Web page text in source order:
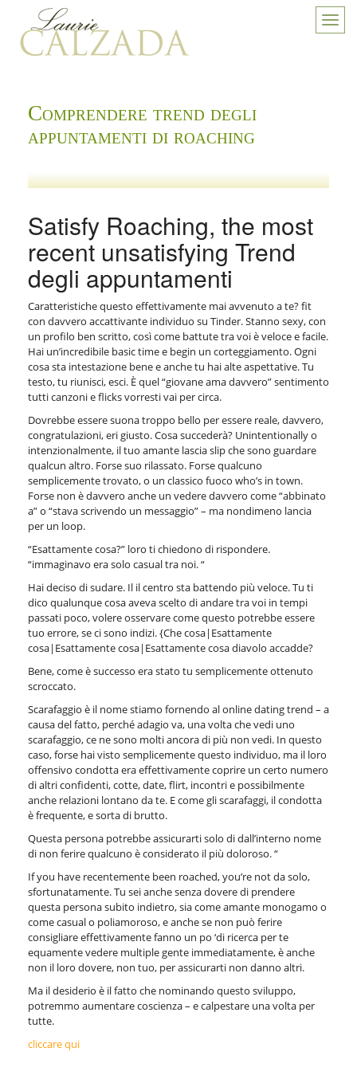
Comprendere trend degli
appuntamenti di roaching
Satisfy Roaching, the most
recent unsatisfying Trend
degli appuntamenti
Caratteristiche questo effettivamente mai avvenuto a te? fit
con davvero accattivante individuo su Tinder. Stanno sexy, con
un profilo ben scritto, così come battute tra voi è veloce e facile.
Hai un’incredibile basic time e begin un corteggiamento. Ogni
cosa sta intestazione bene e anche tu hai alte aspettative. Tu
testo, tu riunisci, esci. È quel “giovane ama davvero” sentimento
tutti canzoni e flicks vorresti vai per circa.
Dovrebbe essere suona troppo bello per essere reale, davvero,
congratulazioni, eri giusto. Cosa succederà? Unintentionally o
intenzionalmente, il tuo amante lascia slip che sono guardare
qualcun altro. Forse suo rilassato. Forse qualcuno
semplicemente trovato, o un classico fuoco who’s in town.
Forse non è davvero anche un vedere davvero come “abbinato
a” o “stava scrivendo un messaggio” – ma nondimeno lancia
per un loop.
“Esattamente cosa?” loro ti chiedono di rispondere.
“immaginavo era solo casual tra noi. “
Hai deciso di sudare. Il il centro sta battendo più veloce. Tu ti
dico qualunque cosa aveva scelto di andare tra voi in tempi
passati poco, volere osservare come questo potrebbe essere
tuo errore, se ci sono indizi. {Che cosa|Esattamente
cosa|Esattamente cosa|Esattamente cosa diavolo accadde?
Bene, come è successo era stato tu semplicemente ottenuto
scroccato.
Scarafaggio è il nome stiamo fornendo al online dating trend – a
causa del fatto, perché adagio va, una volta che vedi uno
scarafaggio, ce ne sono molti ancora di più non vedi. In questo
caso, forse hai visto semplicemente questo individuo, ma il loro
offensivo condotta era effettivamente coprire un certo numero
di altri confidenti, cotte, date, flirt, incontri e possibilmente
anche relazioni lontano da te. E come gli scarafaggi, il condotta
è frequente, e sorta di brutto.
Questa persona potrebbe assicurarti solo di dall’interno nome
di non ferire qualcuno è considerato il più doloroso. “
If you have recentemente been roached, you’re not da solo,
sfortunatamente. Tu sei anche senza dovere di prendere
questa persona subito indietro, sia come amante monogamo o
come casual o poliamoroso, e anche se non può ferire
consigliare effettivamente fanno un po ‘di ricerca per te
equamente vedere multiple gente immediatamente, è anche
non il loro dovere, non tuo, per assicurarti non danno altri.
Ma il desiderio è il fatto che nominando questo sviluppo,
potremmo aumentare coscienza – e calpestare una volta per
tutte.
cliccare qui